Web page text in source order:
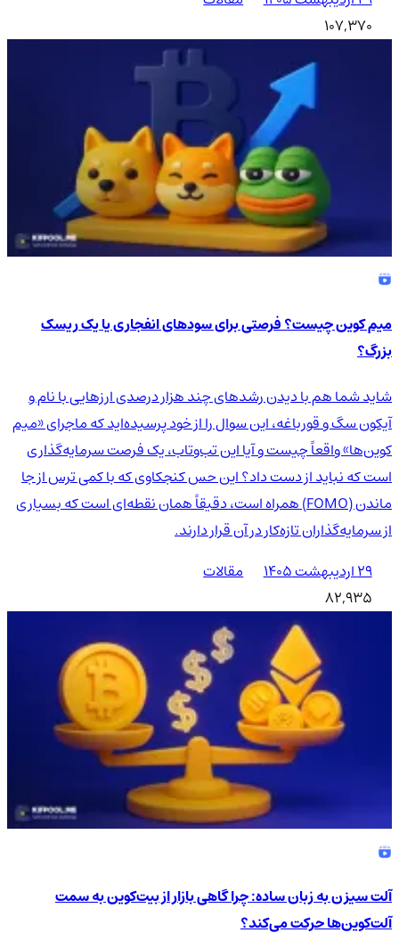
107,370
میم کوین چیست؟ فرصتی برای سودهای انفجاری یا یک ریسک
بزرگ؟
شاید شما هم با دیدن رشدهای چند هزار درصدی ارزهایی با نام و
آیکون سگ و قورباغه، این سوال را از خود پرسیده‌اید که ماجرای «میم
کوین‌ها» واقعاً چیست و آیا این تب‌وتاب، یک فرصت سرمایه‌گذاری
است که نباید از دست داد؟ این حس کنجکاوی که با کمی ترس از جا
ماندن (FOMO) همراه است، دقیقاً همان نقطه‌ای است که بسیاری
از سرمایه‌گذاران تازه‌کار در آن قرار دارند.
۲۹ اردیبهشت ۱۴۰۵
مقالات
82,935
آلت سیزن به زبان ساده: چرا گاهی بازار از بیت‌کوین به سمت
آلت‌کوین‌ها حرکت می‌کند؟